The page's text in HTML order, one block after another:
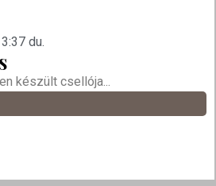
3:37 du.
készült csellója...